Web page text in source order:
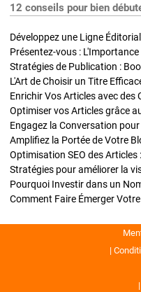
12 conseils pour bien
Développez une Ligne
Présentez-vous :
L'Art de Choisir un Titre
Optimiser vos Articles grâce
Engagez la Conversation
Amplifiez la Portée de Votre